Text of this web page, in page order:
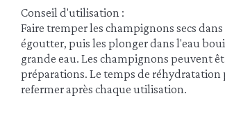
Conseil d'utilisation :
Faire tremper les champignons secs
égoutter, puis les plonger dans l'eau
grande eau. Les champignons peuvent
préparations. Le temps de
refermer après chaque utilisation.